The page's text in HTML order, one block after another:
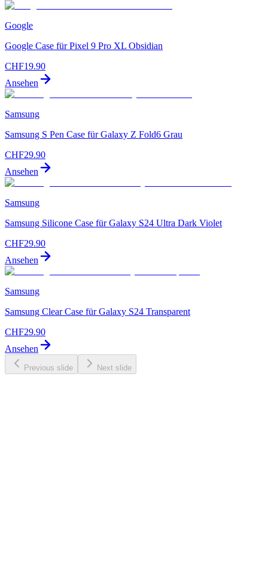
Google
Google Case für Pixel 9 Pro XL Obsidian
CHF19.90
Ansehen
Samsung
Samsung S Pen Case für Galaxy Z Fold6 Grau
CHF29.90
Ansehen
Samsung
Samsung Silicone Case für Galaxy S24 Ultra Dark Violet
CHF29.90
Ansehen
Samsung
Samsung Clear Case für Galaxy S24 Transparent
CHF29.90
Ansehen
Previous slide Next slide